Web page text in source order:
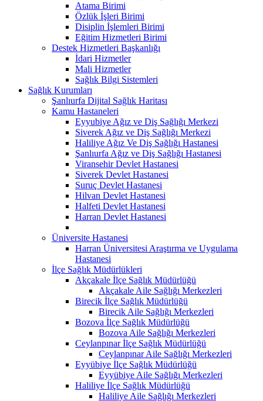
Atama Birimi
Özlük İşleri Birimi
Disiplin İşlemleri Birimi
Eğitim Hizmetleri Birimi
Destek Hizmetleri Başkanlığı
İdari Hizmetler
Mali Hizmetler
Sağlık Bilgi Sistemleri
Sağlık Kurumları
Şanlıurfa Dijital Sağlık Haritası
Kamu Hastaneleri
Eyyubiye Ağız ve Diş Sağlığı Merkezi
Siverek Ağız ve Diş Sağlığı Merkezi
Haliliye Ağız Ve Diş Sağlığı Hastanesi
Şanlıurfa Ağız ve Diş Sağlığı Hastanesi
Viransehir Devlet Hastanesi
Siverek Devlet Hastanesi
Suruç Devlet Hastanesi
Hilvan Devlet Hastanesi
Halfeti Devlet Hastanesi
Harran Devlet Hastanesi
Üniversite Hastanesi
Harran Üniversitesi Araştırma ve Uygulama
Hastanesi
İlçe Sağlık Müdürlükleri
Akçakale İlçe Sağlık Müdürlüğü
Akçakale Aile Sağlığı Merkezleri
Birecik İlçe Sağlık Müdürlüğü
Birecik Aile Sağlığı Merkezleri
Bozova İlçe Sağlık Müdürlüğü
Bozova Aile Sağlığı Merkezleri
Ceylanpınar İlçe Sağlık Müdürlüğü
Ceylanpınar Aile Sağlığı Merkezleri
Eyyübiye İlçe Sağlık Müdürlüğü
Eyyübiye Aile Sağlığı Merkezleri
Haliliye İlçe Sağlık Müdürlüğü
Haliliye Aile Sağlığı Merkezleri